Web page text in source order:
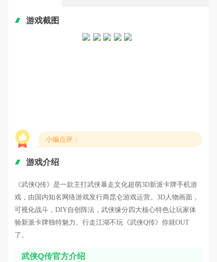
游戏截图
小编点评：
游戏介绍
《武侠Q传》是一款主打武侠暴走文化超萌3D新派卡牌手机游
戏，由国内知名网络游戏发行商昆仑游戏运营。3D人物画面，
可视化战斗，DIY自创阵法，武侠缘分四大核心特色让玩家体
验新派卡牌独特魅力。行走江湖不玩《武侠Q传》你就OUT
了。
武侠Q传官方介绍